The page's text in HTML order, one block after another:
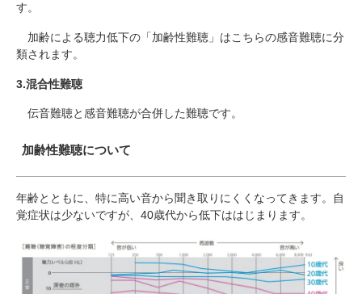
す。
加齢による聴力低下の「加齢性難聴」はこちらの感音難聴に分
類されます。
3.混合性難聴
伝音難聴と感音難聴が合併した難聴です。
加齢性難聴について
年齢とともに、特に高い音から聞き取りにくくなってきます。自
覚症状は少ないですが、40歳代から低下ははじまります。